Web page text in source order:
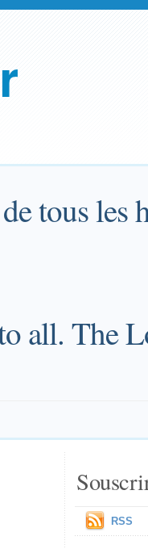
tous les
all. The
RSS